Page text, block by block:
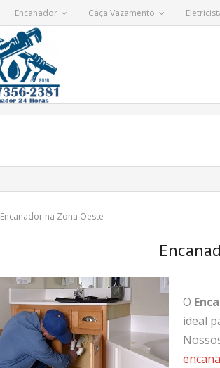
Encanador Caça Vazamento
Encanador na Zona Oeste
O
ideal